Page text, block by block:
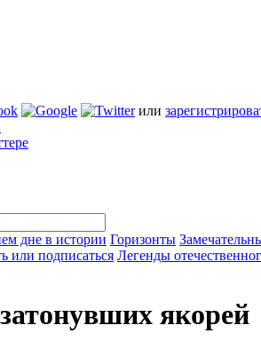
или
дне в истории Горизонты
или подписаться Легенды
якорей